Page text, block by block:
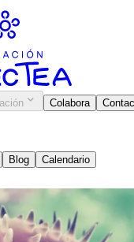
Colabora
Blog
Calendario